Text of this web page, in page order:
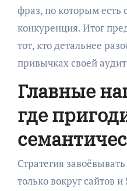
фраз, по которым есть
конкуренция. Итог
тот, кто детальнее
привычках своей
Главные
где
Стратегия
только вокруг сайтов